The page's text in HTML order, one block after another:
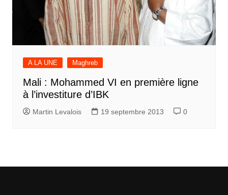
A LA UNE Maghreb
Mali : Mohammed VI en première ligne
à l’investiture d’IBK
Martin Levalois 19 septembre 2013 0